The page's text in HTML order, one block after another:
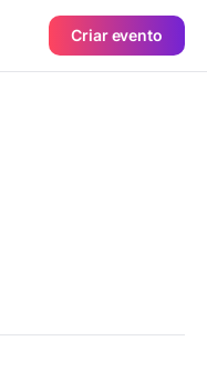
Criar evento